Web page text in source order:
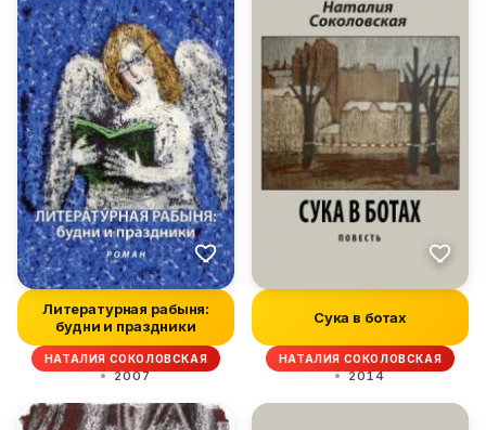
Литературная рабыня:
будни и праздники
НАТАЛИЯ СОКОЛОВСКАЯ
2007
Сука в ботах
НАТАЛИЯ СОКОЛОВСКАЯ
2014